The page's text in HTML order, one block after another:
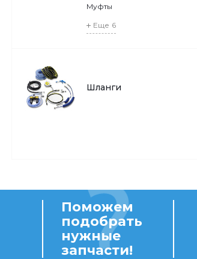
Муфты
Еще 6
Шланги
Поможем
подобрать
нужные
запчасти!